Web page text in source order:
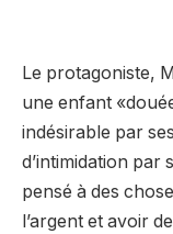
Le protagoniste,
une enfant
indésirable par
d’intimidation par
pensé à des
l’argent et avoir